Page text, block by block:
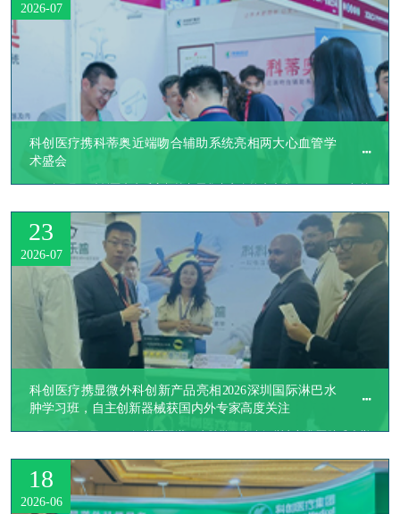
科创医疗携科蒂奥近端吻合辅助系统亮相两大心血管学
术盛会
2026年7月，科创医疗先后亮相第九届华中心血管病大会（2026 C4）与第
会。
2026-07
科创医疗携显微外科创新产品亮相2026深圳国际淋巴水
肿学习班，自主创新器械获国内外专家高度关注
​7月17日至19日，2026深圳国际淋巴水肿学习班在深圳市新华医院盛大举
聚了来自中国、美国、西班牙、韩国、日本、沙特等20余个国家的淋巴外
科权威专家，吸引了200多名医护人员参会。作为在显微外科领域持续深
耕的创新力量，科创医疗集团在本次学习班上设立展台，集中展示了覆盖
23
2026-07
18
2026-06